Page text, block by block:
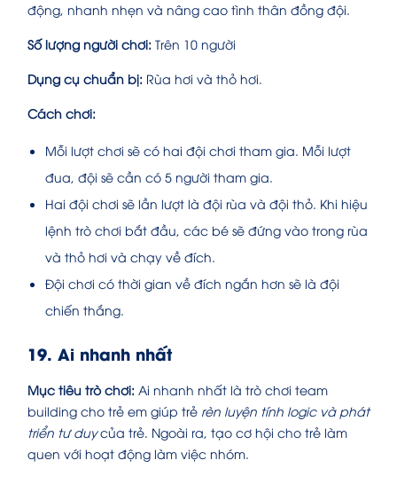
động, nhanh nhẹn và nâng cao tình thân đồng đội.
Số lượng người chơi: Trên 10 người
Dụng cụ chuẩn bị: Rùa hơi và thỏ hơi.
Cách chơi:
Mỗi lượt chơi sẽ có hai đội chơi tham gia. Mỗi lượt
đua, đội sẽ cần có 5 người tham gia.
Hai đội chơi sẽ lần lượt là đội rùa và đội thỏ. Khi hiệu
lệnh trò chơi bắt đầu, các bé sẽ đứng vào trong rùa
và thỏ hơi và chạy về đích.
Đội chơi có thời gian về đích ngắn hơn sẽ là đội
chiến thắng.
19. Ai nhanh nhất
Mục tiêu trò chơi: Ai nhanh nhất là trò chơi team
building cho trẻ em giúp trẻ rèn luyện tính logic và phát
triển tư duycủa trẻ. Ngoài ra, tạo cơ hội cho trẻ làm
quen với hoạt động làm việc nhóm.